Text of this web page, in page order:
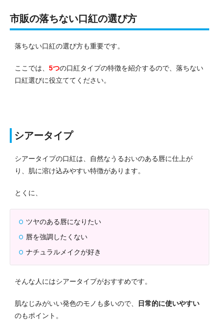
市販の落ちない口紅の選び方
落ちない口紅の選び方も重要です。
ここでは、 5つの口紅タイプの特徴を紹介するので、落ちない
口紅選びに役立ててください。
シアータイプ
シアータイプの口紅は、自然なうるおいのある唇に仕上が
り、肌に溶け込みやすい特徴があります。
とくに、
ツヤのある唇になりたい
唇を強調したくない
ナチュラルメイクが好き
そんな人にはシアータイプがおすすめです。
肌なじみがいい発色のモノも多いので、
日常的に使いやすい
のもポイント。